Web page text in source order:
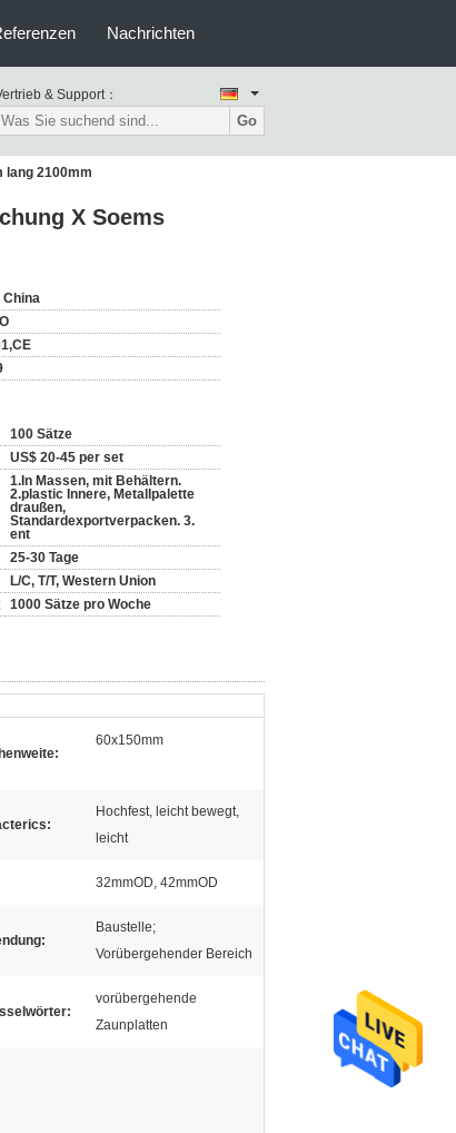
Nachrichten
& Support：
Go
lang 2100mm
X Soems
China
100 Sätze
US$ 20-45 per set
1.In Massen, mit Behältern.
2.plastic Innere, Metallpalette
draußen,
Standardexportverpacken. 3.
ent
25-30 Tage
L/C, T/T, Western Union
1000 Sätze pro Woche
60x150mm
Hochfest, leicht bewegt,
leicht
32mmOD, 42mmOD
Baustelle;
Vorübergehender Bereich
vorübergehende
Zaunplatten